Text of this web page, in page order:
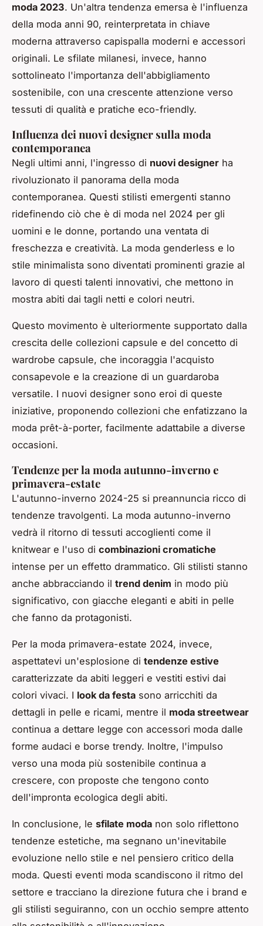
moda 2023. Un'altra tendenza emersa è l'influenza
della moda anni 90, reinterpretata in chiave
moderna attraverso capispalla moderni e accessori
originali. Le sfilate milanesi, invece, hanno
sottolineato l'importanza dell'abbigliamento
sostenibile, con una crescente attenzione verso
tessuti di qualità e pratiche eco-friendly.
Influenza dei nuovi designer sulla moda
contemporanea
Negli ultimi anni, l'ingresso di nuovi designer ha
rivoluzionato il panorama della moda
contemporanea. Questi stilisti emergenti stanno
ridefinendo ciò che è di moda nel 2024 per gli
uomini e le donne, portando una ventata di
freschezza e creatività. La moda genderless e lo
stile minimalista sono diventati prominenti grazie al
lavoro di questi talenti innovativi, che mettono in
mostra abiti dai tagli netti e colori neutri.
Questo movimento è ulteriormente supportato dalla
crescita delle collezioni capsule e del concetto di
wardrobe capsule, che incoraggia l'acquisto
consapevole e la creazione di un guardaroba
versatile. I nuovi designer sono eroi di queste
iniziative, proponendo collezioni che enfatizzano la
moda prêt-à-porter, facilmente adattabile a diverse
occasioni.
Tendenze per la moda autunno-inverno e
primavera-estate
L'autunno-inverno 2024-25 si preannuncia ricco di
tendenze travolgenti. La moda autunno-inverno
vedrà il ritorno di tessuti accoglienti come il
knitwear e l'uso di combinazioni cromatiche
intense per un effetto drammatico. Gli stilisti stanno
anche abbracciando il trend denim in modo più
significativo, con giacche eleganti e abiti in pelle
che fanno da protagonisti.
Per la moda primavera-estate 2024, invece,
aspettatevi un'esplosione di tendenze estive
caratterizzate da abiti leggeri e vestiti estivi dai
colori vivaci. I look da festa sono arricchiti da
dettagli in pelle e ricami, mentre il moda streetwear
continua a dettare legge con accessori moda dalle
forme audaci e borse trendy. Inoltre, l'impulso
verso una moda più sostenibile continua a
crescere, con proposte che tengono conto
dell'impronta ecologica degli abiti.
In conclusione, le sfilate moda non solo riflettono
tendenze estetiche, ma segnano un'inevitabile
evoluzione nello stile e nel pensiero critico della
moda. Questi eventi moda scandiscono il ritmo del
settore e tracciano la direzione futura che i brand e
gli stilisti seguiranno, con un occhio sempre attento